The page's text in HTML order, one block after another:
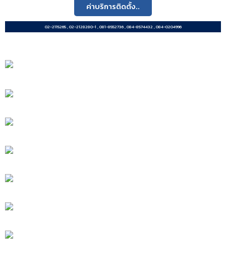
ค่าบริการติดตั้ง..
02-2115265 , 02-2128280-1 , 081-8552736 , 084-8574432 , 084-0204996